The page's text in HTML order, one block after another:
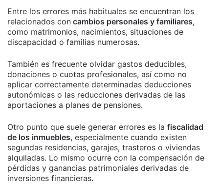
Entre los errores más habituales se encuentran los
relacionados con cambios personales y familiares,
como matrimonios, nacimientos, situaciones de
discapacidad o familias numerosas.
También es frecuente olvidar gastos deducibles,
donaciones o cuotas profesionales, así como no
aplicar correctamente determinadas deducciones
autonómicas o las reducciones derivadas de las
aportaciones a planes de pensiones.
Otro punto que suele generar errores es la fiscalidad
de los inmuebles, especialmente cuando existen
segundas residencias, garajes, trasteros o viviendas
alquiladas. Lo mismo ocurre con la compensación de
pérdidas y ganancias patrimoniales derivadas de
inversiones financieras.